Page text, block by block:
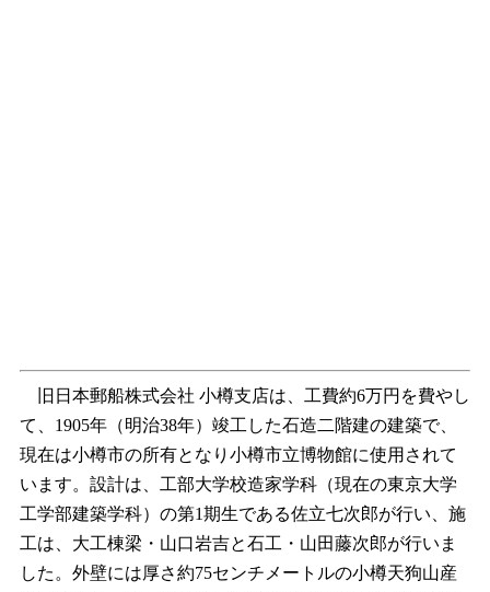
旧日本郵船株式会社 小樽支店は、工費約6万円を費やし
て、1905年（明治38年）竣工した石造二階建の建築で、
現在は小樽市の所有となり小樽市立博物館に使用されて
います。設計は、工部大学校造家学科（現在の東京大学
工学部建築学科）の第1期生である佐立七次郎が行い、施
工は、大工棟梁・山口岩吉と石工・山田藤次郎が行いま
した。外壁には厚さ約75センチメートルの小樽天狗山産